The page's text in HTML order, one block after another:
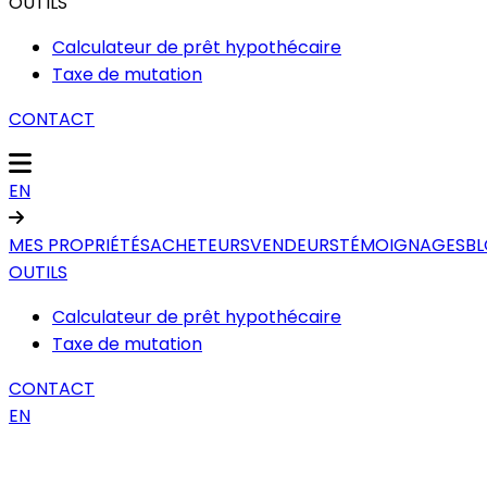
Calculateur de prêt hypothécaire
Taxe de mutation
CONTACT
EN
MES PROPRIÉTÉSACHETEURSVENDEURSTÉMOIGNAGES
OUTILS
Calculateur de prêt hypothécaire
Taxe de mutation
CONTACT
EN